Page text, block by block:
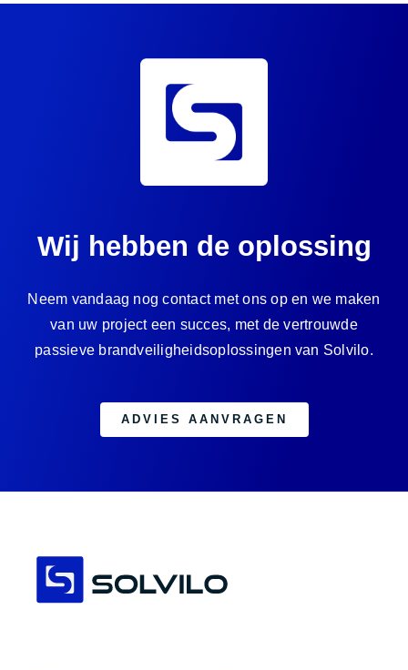
Wij hebben de oplossing
Neem vandaag nog contact met ons op en we maken
van uw project een succes, met de vertrouwde
passieve brandveiligheidsoplossingen van Solvilo.
ADVIES AANVRAGEN